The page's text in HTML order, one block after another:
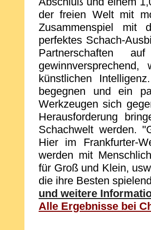
der freien Welt mit
Zusammenspiel mit
perfektes Schach-
Partnerschaften
künstlichen
begegnen und ein
Werkzeugen sich
Herausforderung
Schachwelt werden.
Hier im Frankfurter-
werden mit
für Groß und Klein,
die ihre Besten
und weitere
Alle Ergebnisse bei